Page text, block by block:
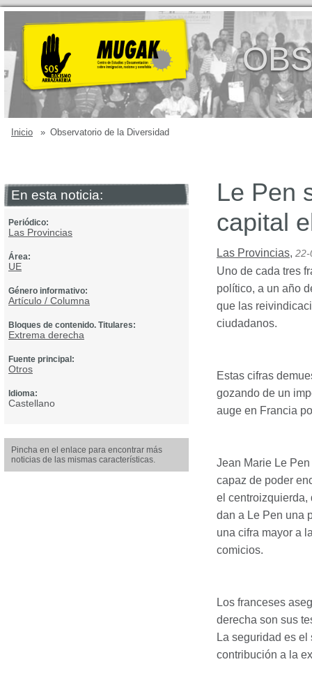
Inicio » Observatorio de la Diversidad
En esta noticia:
Periódico:
Las Provincias
Área:
UE
Género informativo:
Artículo / Columna
Bloques de contenido. Titulares:
Extrema derecha
Fuente principal:
Otros
Idioma:
Castellano
Pincha en el enlace para encontrar más
noticias de las mismas características.
Le Pen
capital
Las Provincias, 22-
Uno de cada tres
político, a un año
que las
ciudadanos.
Estas cifras
gozando de un
auge en Francia
Jean Marie Le
capaz de poder
el centroizquierda,
dan a Le Pen una
una cifra mayor a
comicios.
Los franceses
derecha son sus
La seguridad es
contribución a la